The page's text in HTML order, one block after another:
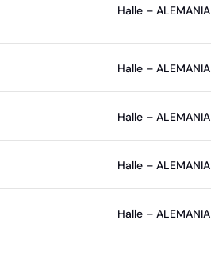
Halle – ALEMANIA
Halle – ALEMANIA
Halle – ALEMANIA
Halle – ALEMANIA
Halle – ALEMANIA